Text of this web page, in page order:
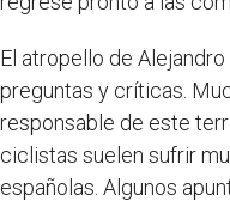
El atropello de
preguntas y críticas.
responsable de este
ciclistas suelen sufrir
españolas. Algunos